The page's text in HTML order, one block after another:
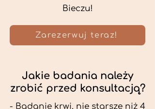
Bieczu!
Zarezerwuj teraz!
Jakie badania należy
zrobić przed konsultacją?
- Badanie krwi, nie starsze niż 4